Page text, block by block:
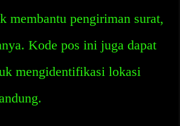
membantu pengiriman surat,
Kode pos ini juga dapat
mengidentifikasi lokasi